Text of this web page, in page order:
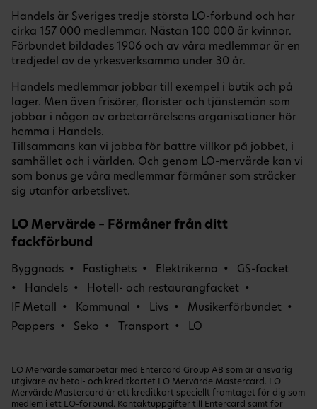
Handels är Sveriges tredje största LO-förbund och har
cirka 157 000 medlemmar. Nästan 100 000 är kvinnor.
Förbundet bildades 1906 och av våra medlemmar är en
tredjedel av de yrkesverksamma under 30 år.
Handels medlemmar jobbar till exempel i butik och på
lager. Men även frisörer, florister och tjänstemän som
jobbar i någon av arbetarrörelsens organisationer hör
hemma i Handels.
Tillsammans kan vi jobba för bättre villkor på jobbet, i
samhället och i världen. Och genom LO-mervärde kan vi
som bonus ge våra medlemmar förmåner som sträcker
sig utanför arbetslivet.
LO Mervärde – Förmåner från ditt
fackförbund
Byggnads Fastighets Elektrikerna
GS-facket
Handels
Hotell- och restaurangfacket
IF Metall
Kommunal Livs
Musikerförbundet
Pappers
Seko Transport LO
LO Mervärde samarbetar med Entercard Group AB som är ansvarig
utgivare av betal- och kreditkortet LO Mervärde Mastercard. LO
Mervärde Mastercard är ett kreditkort speciellt framtaget för dig som
medlem i ett LO-förbund. Kontaktuppgifter till Entercard samt för